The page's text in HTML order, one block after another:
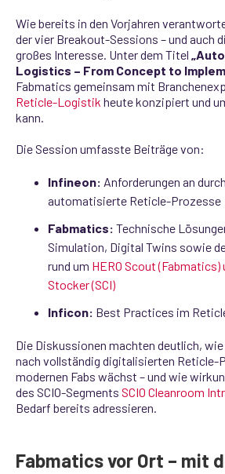
Wie bereits in den Vorjahren
der vier Breakout‑Sessions – und auch
großes Interesse. Unter dem Titel
Logistics – From Concept to
Fabmatics gemeinsam mit
Reticle‑Logistik heute konzipiert und
kann.
Die Session umfasste Beiträge von:
Infineon: Anforderungen an
automatisierte Reticle‑Prozesse
Fabmatics: Technische
Simulation, Digital Twins sowie
rund um HERO Scout
Stocker (SCI)
Inficon: Best Practices im
Die Diskussionen machten deutlich,
nach vollständig digitalisierten
modernen Fabs wächst – und wie
des SCIO‑Segments SCIO Cleanroom
Bedarf bereits adressieren.
Fabmatics vor Ort – mit